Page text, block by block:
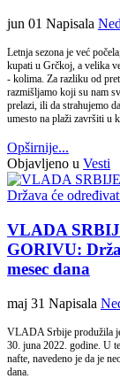
jun 01 Napisala
Letnja sezona je već
kupati u Grčkoj, a velika
- kolima. Za razliku od
razmišljamo koji su nam
prelazi, ili da strahujemo
umesto na plaži završiti u
Opširnije...
Objavljeno u Vesti
VLADA
GORIVU:
mesec dana
maj 31 Napisala
VLADA Srbije produžila
30. juna 2022. godine. U
nafte, navedeno je da je
dana.